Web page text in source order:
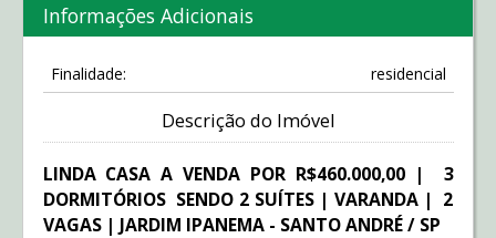
Informações Adicionais
Finalidade: residencial
Descrição do Imóvel
LINDA CASA A VENDA POR R$460.000,00 | 3
DORMITÓRIOS SENDO 2 SUÍTES | VARANDA | 2
VAGAS | JARDIM IPANEMA - SANTO ANDRÉ / SP